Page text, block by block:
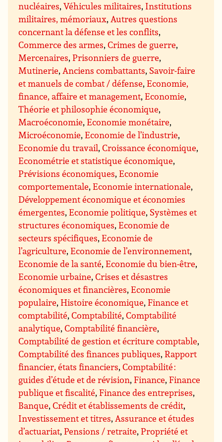
nucléaires,Véhicules militaires, Institutions
militaires, mémoriaux,Autres questions
concernant la défense et les conflits,
Commerce des armes,Crimes de guerre,
Mercenaires,Prisonniers de guerre,
Mutinerie,Anciens combattants, Savoir-faire
et manuels de combat / défense,Economie,
finance, affaire et management,Economie,
Théorie et philosophie économique,
Macroéconomie,Economie monétaire,
Microéconomie,Economie de l’industrie,
Economie du travail,Croissance économique,
Econométrie et statistique économique,
Prévisions économiques,Economie
comportementale,Economie internationale,
Développement économique et économies
émergentes,Economie politique, Systèmes et
structures économiques,Economie de
secteurs spécifiques,Economie de
l’agriculture,Economie de l’environnement,
Economie de la santé,Economie du bien-être,
Economie urbaine,Crises et désastres
économiques et financières,Economie
populaire,Histoire économique,Finance et
comptabilité,Comptabilité,Comptabilité
analytique,Comptabilité financière,
Comptabilité de gestion et écriture comptable,
Comptabilité des finances publiques,Rapport
financier, états financiers,Comptabilité :
guides d’étude et de révision,Finance,Finance
publique et fiscalité,Finance des entreprises,
Banque,Crédit et établissements de crédit,
Investissement et titres,Assurance et études
d’actuariat,Pensions / retraite,Propriété et